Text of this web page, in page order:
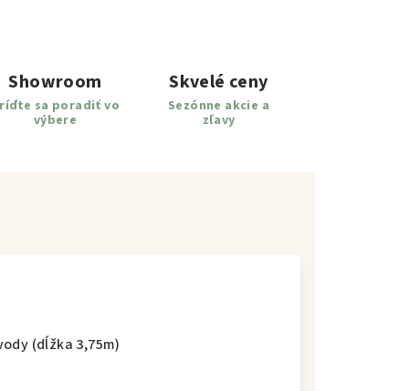
Showroom
sa poradiť vo
výbere
Skvelé ceny
Sezónne akcie a
zľavy
(dĺžka 3,75m)